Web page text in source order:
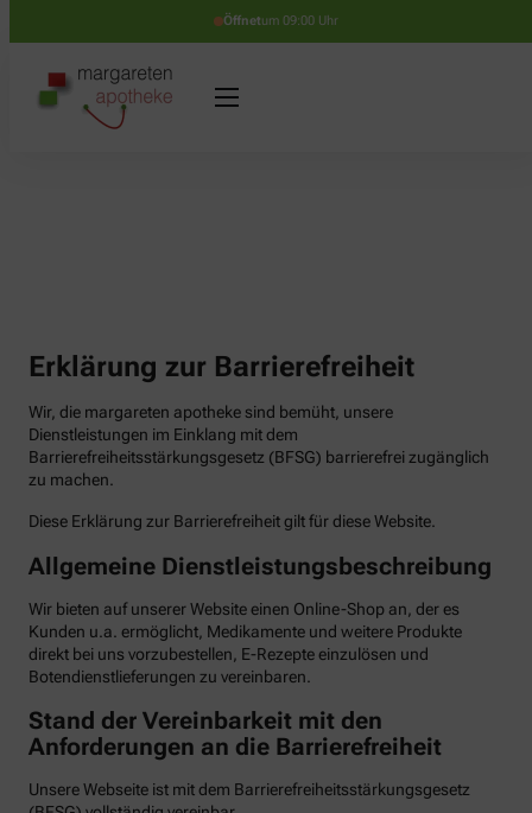
Öffnetum 09:00 Uhr
Erklärung zur Barrierefreiheit
Wir, die margareten apotheke sind bemüht, unsere
Dienstleistungen im Einklang mit dem
Barrierefreiheitsstärkungsgesetz (BFSG) barrierefrei zugänglich
zu machen.
Diese Erklärung zur Barrierefreiheit gilt für diese Website.
Allgemeine Dienstleistungsbeschreibung
Wir bieten auf unserer Website einen Online-Shop an, der es
Kunden u.a. ermöglicht, Medikamente und weitere Produkte
direkt bei uns vorzubestellen, E-Rezepte einzulösen und
Botendienstlieferungen zu vereinbaren.
Stand der Vereinbarkeit mit den
Anforderungen an die Barrierefreiheit
Unsere Webseite ist mit dem Barrierefreiheitsstärkungsgesetz